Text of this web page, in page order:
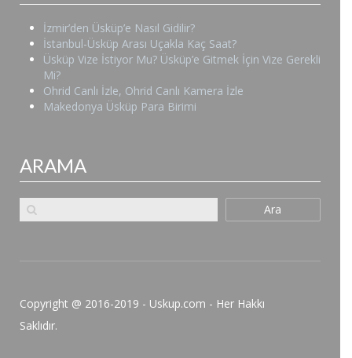
İzmir’den Üsküp’e Nasıl Gidilir?
İstanbul-Üsküp Arası Uçakla Kaç Saat?
Üsküp Vize İstiyor Mu? Üsküp’e Gitmek İçin Vize Gerekli
Mi?
Ohrid Canlı İzle, Ohrid Canlı Kamera İzle
Makedonya Üsküp Para Birimi
ARAMA
Ara
Copyright @ 2016-2019 - Uskup.com - Her Hakkı
Saklıdır.